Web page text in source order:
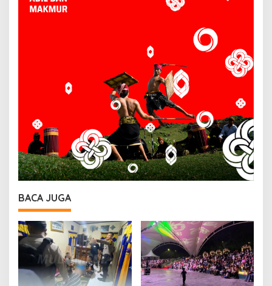
BACA JUGA